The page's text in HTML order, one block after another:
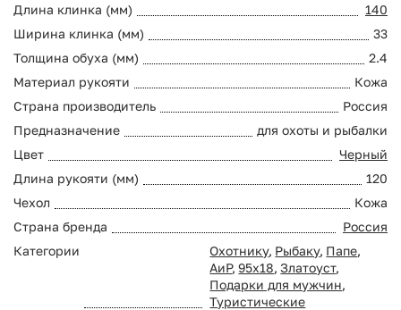
Длина клинка (мм)
140
Ширина клинка (мм)
33
Толщина обуха (мм)
2.4
Материал рукояти
Кожа
Страна производитель
Россия
Предназначение
для охоты и рыбалки
Цвет
Черный
Длина рукояти (мм)
120
Чехол
Кожа
Страна бренда
Россия
Категории
Охотнику, Рыбаку, Папе,
АиР, 95х18, Златоуст,
Подарки для мужчин,
Туристические